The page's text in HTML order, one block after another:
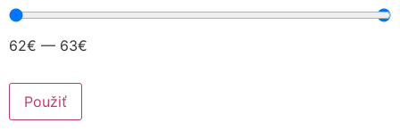
62€ — 63€
Použiť